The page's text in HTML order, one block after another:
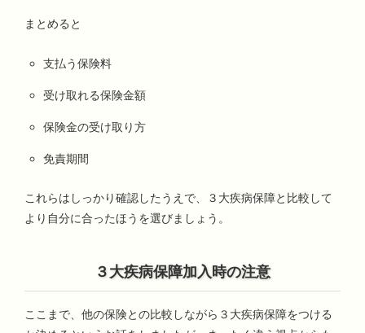
まとめると
支払う保険料
受け取れる保険金額
保険金の受け取り方
免責期間
これらはしっかり確認したうえで、３大疾病保障と比較して
より自分に合ったほうを選びましょう。
３大疾病保障加入時の注意
ここまで、他の保険との比較しながら３大疾病保障をつける